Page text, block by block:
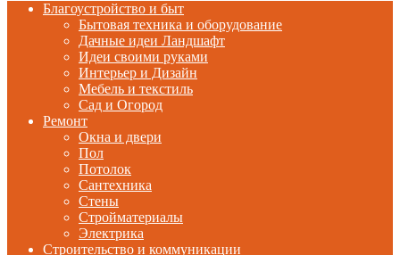
Благоустройство и быт
Бытовая техника и оборудование
Дачные идеи Ландшафт
Идеи своими руками
Интерьер и Дизайн
Мебель и текстиль
Сад и Огород
Ремонт
Окна и двери
Пол
Потолок
Сантехника
Стены
Стройматериалы
Электрика
Строительство и коммуникации